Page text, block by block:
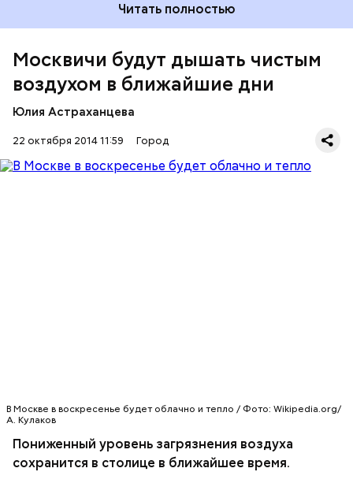
Читать полностью
Москвичи будут дышать чистым
воздухом в ближайшие дни
Юлия Астраханцева
22 октября 2014 11:59 Город
В Москве в воскресенье будет облачно и тепло / Фото: Wikipedia.org/
А. Кулаков
Пониженный уровень загрязнения воздуха
сохранится в столице в ближайшее время.
метеоусловия, способствующие рассеиванию
вредных выбросов в атмосфере, передает